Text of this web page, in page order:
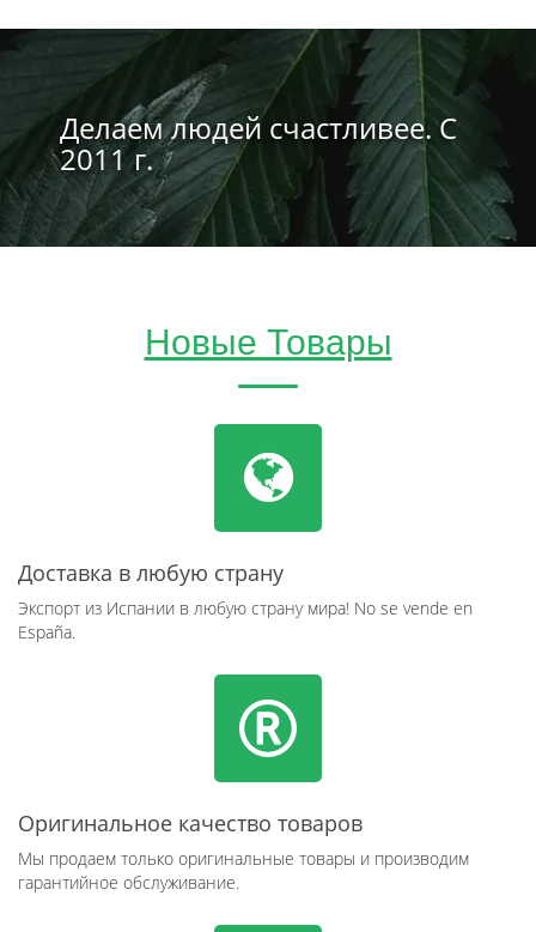
Делаем людей счастливее. С
2011 г.
Новые Товары
Доставка в любую страну
Экспорт из Испании в любую страну мира! No se vende en
España.
Оригинальное качество товаров
Мы продаем только оригинальные товары и производим
гарантийное обслуживание.